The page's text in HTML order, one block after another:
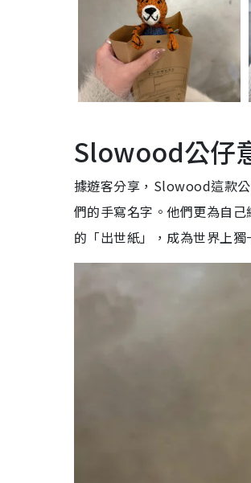
Slowood公仔
據遊客分享，Slowood這款
們的手寫名字。他們更為自
的「出世紙」，成為世界上獨